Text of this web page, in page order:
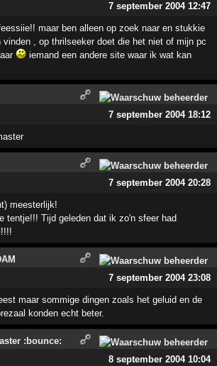
7 september 2004 12:47
maar ben alleen op zoek naar en stukkie
, op thrilseeker doet die het niet of mijn pc
iemand een andere site waar ik wat kan
7 september 2004 18:12
7 september 2004 20:28
meesterlijk!
tentje!!! Tijd geleden dat ik zo'n sfeer had
7 september 2004 23:08
maar sommige dingen zoals het geluid en de
konden echt beter.
:bounce:
8 september 2004 10:04